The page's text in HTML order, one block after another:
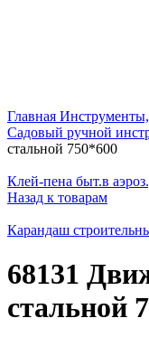
Главная
Садовый ручной
стальной 750*600
Клей-пена быт.в
Назад к товарам
Карандаш
68131
стальной